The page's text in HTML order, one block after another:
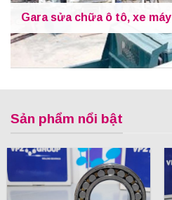
Gara sửa chữa ô tô, xe máy
Sản phẩm nổi bật